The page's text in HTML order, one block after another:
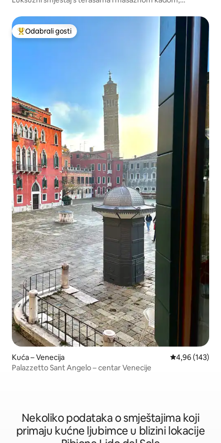
Među najviše rangiranima s oznakom „Odabrali gosti”
Odabrali gosti
Kuća – Venecija Prosječna
4,96 (143)
Palazzetto Sant Angelo – centar Venecije
Nekoliko podataka o smještajima koji
primaju kućne ljubimce u blizini lokacije